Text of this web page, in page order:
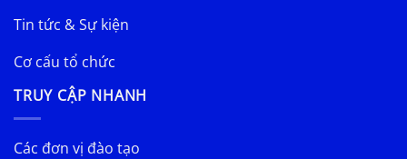
Tin tức & Sự kiện
Cơ cấu tổ chức
TRUY CẬP NHANH
Các đơn vị đào tạo